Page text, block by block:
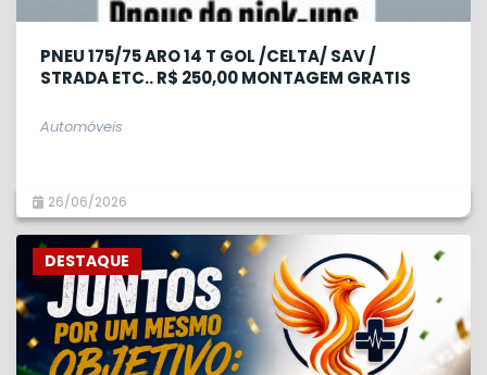
PNEU 175/75 ARO 14 T GOL /CELTA/ SAV /
STRADA ETC.. R$ 250,00 MONTAGEM GRATIS
Automóveis
26/06/2026
DESTAQUE